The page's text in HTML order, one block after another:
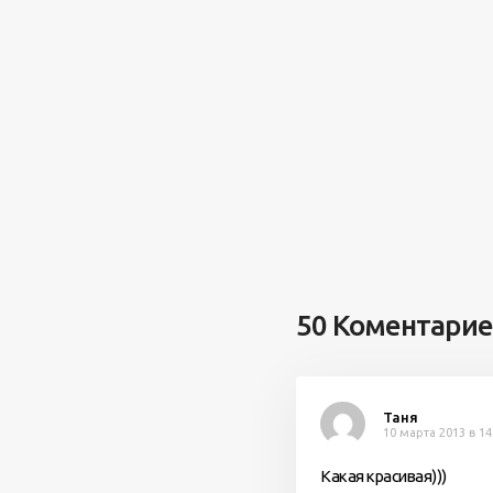
50
Таня
10 марта 2013 в
Какая красивая)))